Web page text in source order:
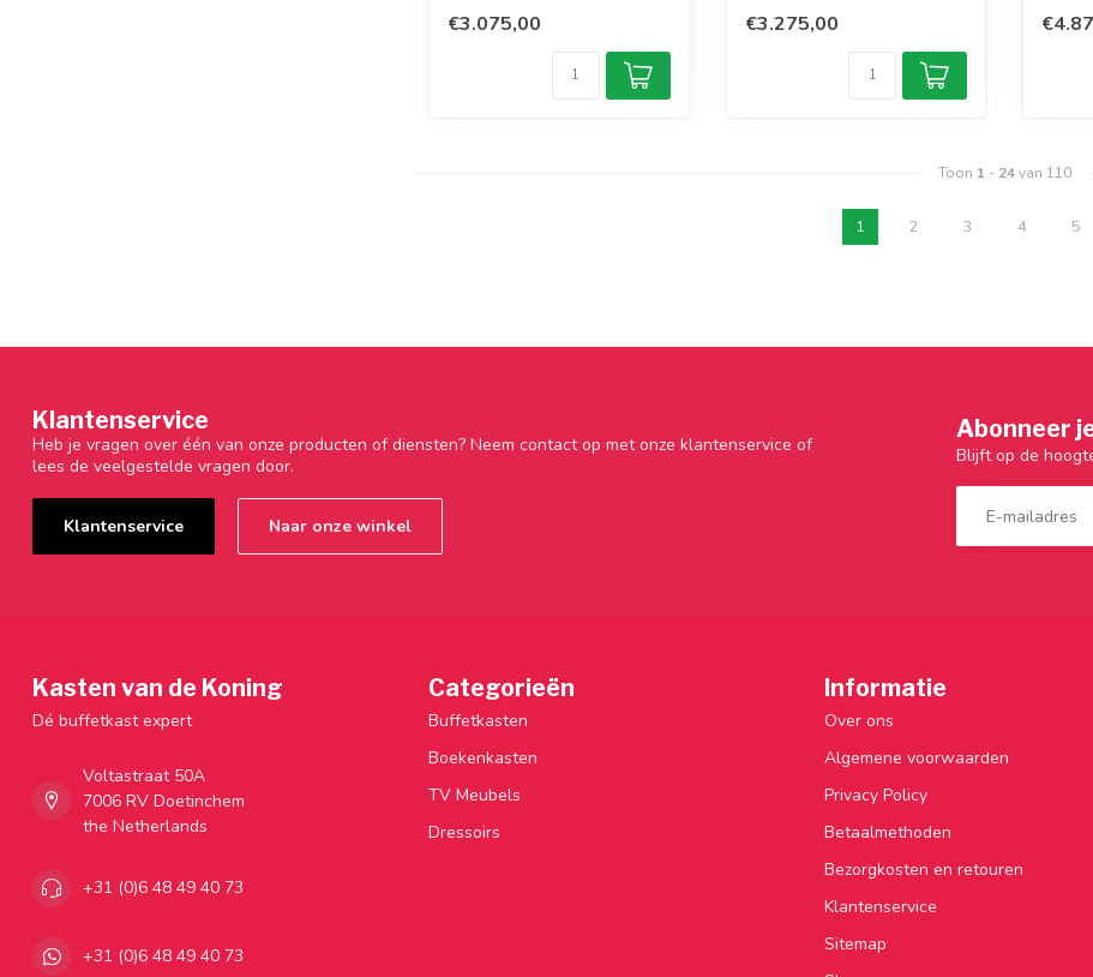
€3.075,00 €3.275,00
Toon 1- 24van 110
1 2 3 4 5
Klantenservice
Heb je vragen over één van onze producten of diensten? Neem contact op met onze klantenservice of
lees de veelgestelde vragen door.
Klantenservice Naar onze winkel
Abonneer
Blijft op de
Kasten van de Koning
Dé buffetkast expert
Voltastraat 50A
7006 RV Doetinchem
the Netherlands
+31 (0)6 48 49 40 73
+31 (0)6 48 49 40 73
Categorieën
Buffetkasten
Boekenkasten
TV Meubels
Dressoirs
Informatie
Over ons
Algemene voorwaarden
Privacy Policy
Betaalmethoden
Bezorgkosten en retouren
Klantenservice
Sitemap